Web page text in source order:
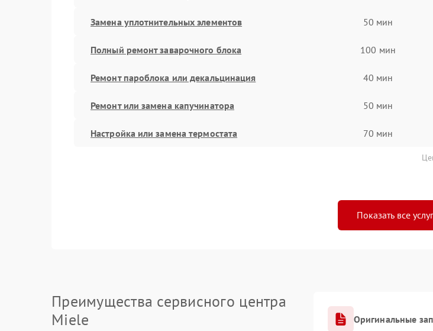
Замена уплотнительных элементов 50 мин
Полный ремонт заварочного блока 100 мин
Ремонт пароблока или декальцинация 40 мин
Ремонт или замена капучинатора 50 мин
Настройка или замена термостата 70 мин
Показать все
Преимущества сервисного центра
Miele
Оригинальные